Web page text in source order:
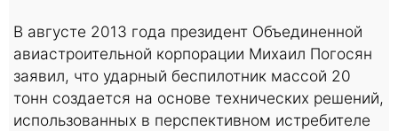
В августе 2013 года президент Объединенной
авиастроительной корпорации Михаил Погосян
заявил, что ударный беспилотник массой 20
тонн создается на основе технических решений,
использованных в перспективном истребителе